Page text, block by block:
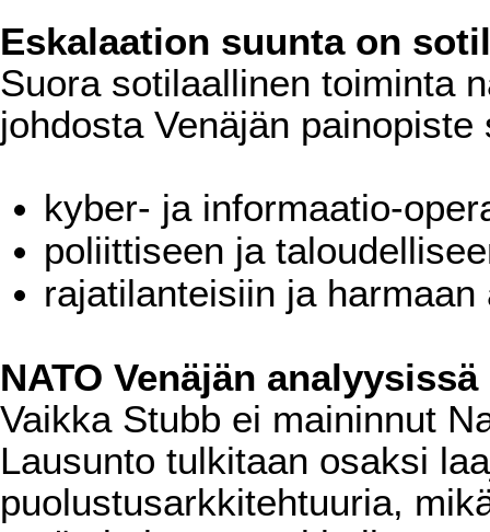
Eskalaation suunta on
Suora sotilaallinen toiminta
johdosta Venäjän painopiste
kyber- ja informaatio-
poliittiseen ja
rajatilanteisiin ja harmaan
NATO Venäjän analyysissä
Vaikka Stubb ei maininnut
Lausunto tulkitaan osaksi
puolustusarkkitehtuuria,